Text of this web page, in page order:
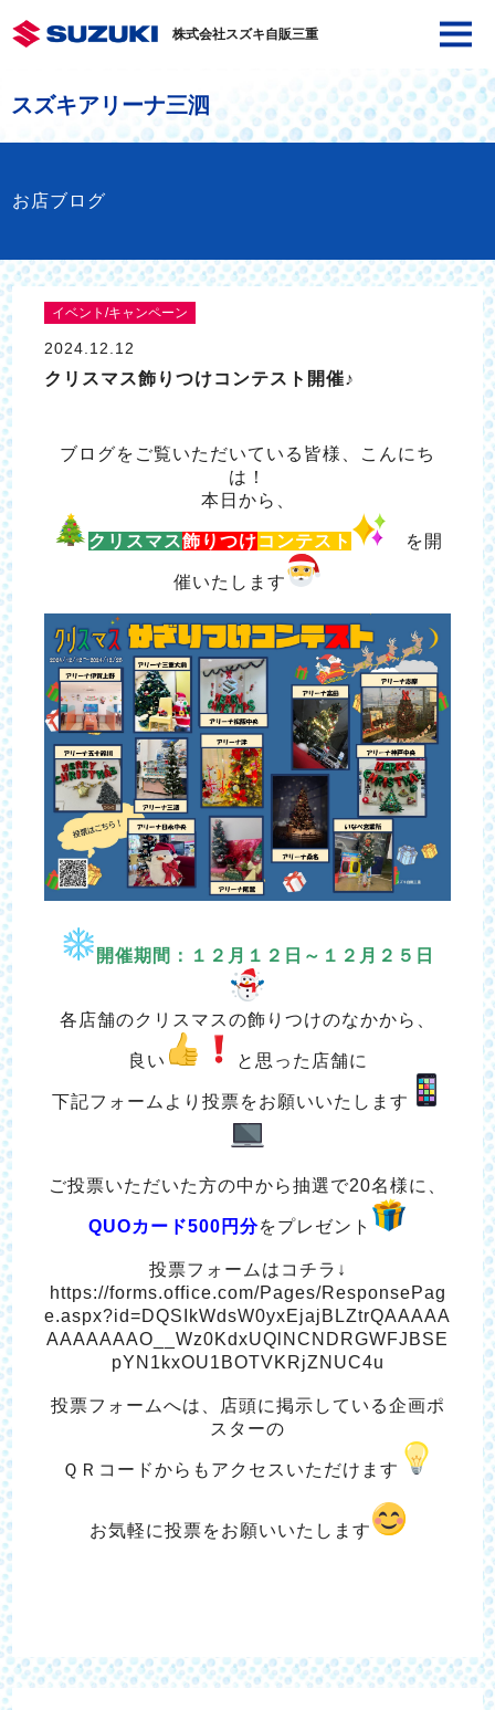
株式会社スズキ自販三重
スズキアリーナ三泗
お店ブログ
イベント/キャンペーン
2024.12.12
クリスマス飾りつけコンテスト開催♪
ブログをご覧いただいている皆様、こんにち
は！
本日から、
クリスマス飾りつけコンテスト を開
催いたします
開催期間：１２月１２日～１２月２５日
各店舗のクリスマスの飾りつけのなかから、
良い と思った店舗に
下記フォームより投票をお願いいたします
ご投票いただいた方の中から抽選で20名様に、
QUOカード500円分をプレゼント
投票フォームはコチラ↓
https://forms.office.com/Pages/ResponsePag
e.aspx?id=DQSIkWdsW0yxEjajBLZtrQAAAAA
AAAAAAAO__Wz0KdxUQlNCNDRGWFJBSE
pYN1kxOU1BOTVKRjZNUC4u
投票フォームへは、店頭に掲示している企画ポ
スターの
ＱＲコードからもアクセスいただけます
お気軽に投票をお願いいたします